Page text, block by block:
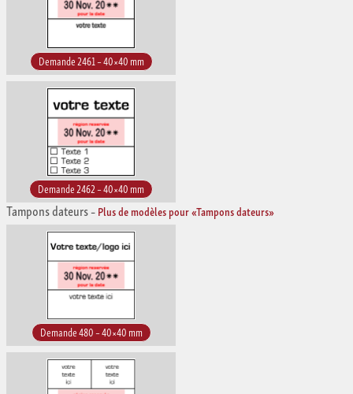
Demande 2461 – 40×40 mm
Demande 2462 – 40×40 mm
Tampons dateurs–Plus de modèles pour «Tampons dateurs»
Demande 480 – 40×40 mm